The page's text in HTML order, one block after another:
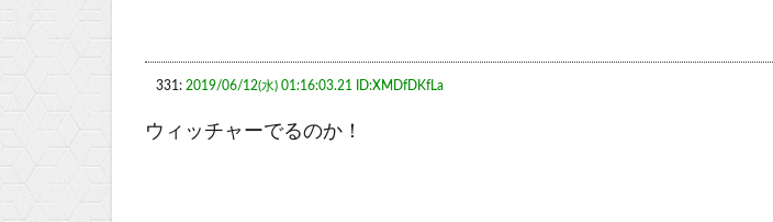
331: 2019/06/12(水) 01:16:03.21 ID:XMDfDKfLa
ウィッチャーでるのか！